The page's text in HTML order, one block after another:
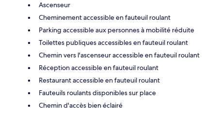
Ascenseur
Cheminement accessible en fauteuil roulant
Parking accessible aux personnes à mobilité réduite
Toilettes publiques accessibles en fauteuil roulant
Chemin vers l'ascenseur accessible en fauteuil roulant
Réception accessible en fauteuil roulant
Restaurant accessible en fauteuil roulant
Fauteuils roulants disponibles sur place
Chemin d'accès bien éclairé